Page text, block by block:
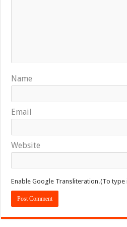
Name
Email
Website
Enable Google Transliteration.(To type